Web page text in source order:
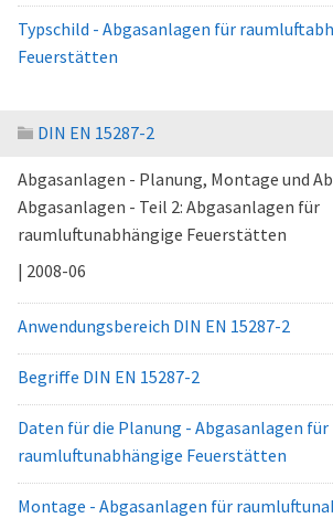
Typschild - Abgasanlagen für
Feuerstätten
DIN EN 15287-2
Abgasanlagen - Planung, Montage und
Abgasanlagen - Teil 2: Abgasanlagen für
raumluftunabhängige Feuerstätten
| 2008-06
Anwendungsbereich DIN EN 15287-2
Begriffe DIN EN 15287-2
Daten für die Planung - Abgasanlagen für
raumluftunabhängige Feuerstätten
Montage - Abgasanlagen für